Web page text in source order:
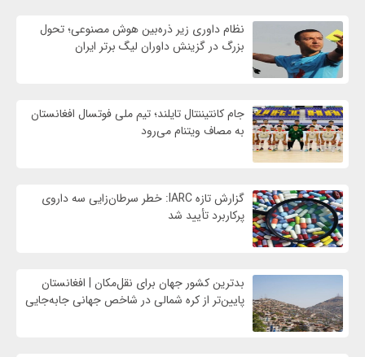
نظام داوری زیر ذره‌بین هوش مصنوعی؛ تحول
بزرگ در گزینش داوران لیگ برتر ایران
جام کانتیننتال تایلند؛ تیم ملی فوتسال افغانستان
به مصاف ویتنام می‌رود
گزارش تازه IARC: خطر سرطان‌زایی سه داروی
پرکاربرد تأیید شد
بدترین کشور جهان برای نقل‌مکان | افغانستان
پایین‌تر از کره شمالی در شاخص جهانی جابه‌جایی